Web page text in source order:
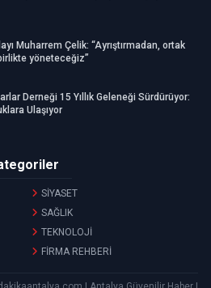
Muharrem Çelik: “Ayrıştırmadan, ortak
yöneteceğiz”
Derneği 15 Yıllık Geleneği Sürdürüyor:
Ulaşıyor
SİYASET
SAĞLIK
TEKNOLOJİ
FİRMA REHBERİ